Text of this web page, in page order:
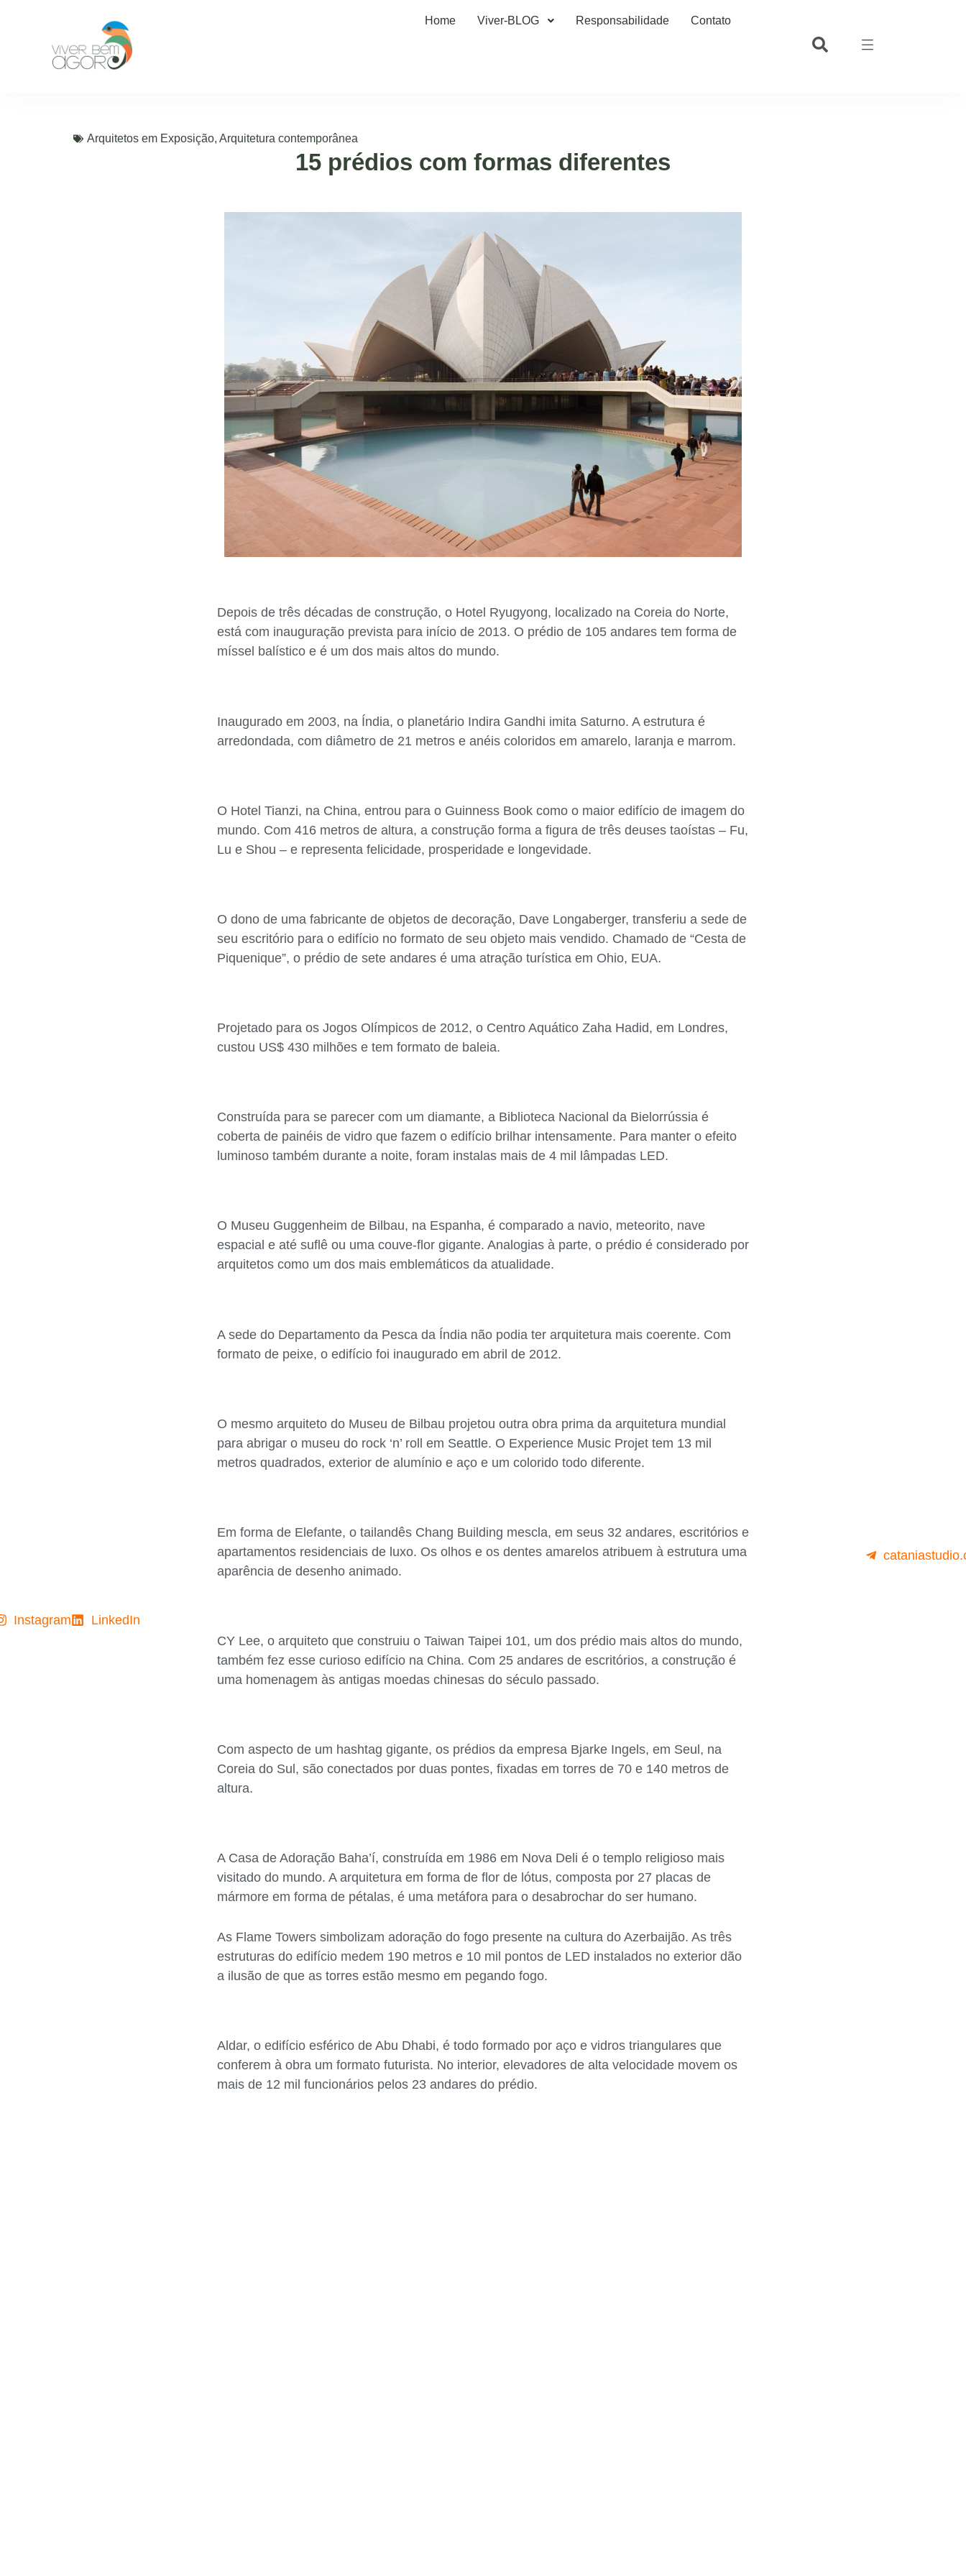
Home Viver-BLOG Responsabilidade Contato
Arquitetos em Exposição, Arquitetura contemporânea
15 prédios com formas diferentes
Depois de três décadas de construção, o Hotel Ryugyong, localizado na Coreia do Norte,
está com inauguração prevista para início de 2013. O prédio de 105 andares tem forma de
míssel balístico e é um dos mais altos do mundo.
Inaugurado em 2003, na Índia, o planetário Indira Gandhi imita Saturno. A estrutura é
arredondada, com diâmetro de 21 metros e anéis coloridos em amarelo, laranja e marrom.
O Hotel Tianzi, na China, entrou para o Guinness Book como o maior edifício de imagem do
mundo. Com 416 metros de altura, a construção forma a figura de três deuses taoístas – Fu,
Lu e Shou – e representa felicidade, prosperidade e longevidade.
O dono de uma fabricante de objetos de decoração, Dave Longaberger, transferiu a sede de
seu escritório para o edifício no formato de seu objeto mais vendido. Chamado de “Cesta de
Piquenique”, o prédio de sete andares é uma atração turística em Ohio, EUA.
Projetado para os Jogos Olímpicos de 2012, o Centro Aquático Zaha Hadid, em Londres,
custou US$ 430 milhões e tem formato de baleia.
Construída para se parecer com um diamante, a Biblioteca Nacional da Bielorrússia é
coberta de painéis de vidro que fazem o edifício brilhar intensamente. Para manter o efeito
luminoso também durante a noite, foram instalas mais de 4 mil lâmpadas LED.
O Museu Guggenheim de Bilbau, na Espanha, é comparado a navio, meteorito, nave
espacial e até suflê ou uma couve-flor gigante. Analogias à parte, o prédio é considerado por
arquitetos como um dos mais emblemáticos da atualidade.
A sede do Departamento da Pesca da Índia não podia ter arquitetura mais coerente. Com
formato de peixe, o edifício foi inaugurado em abril de 2012.
O mesmo arquiteto do Museu de Bilbau projetou outra obra prima da arquitetura mundial
para abrigar o museu do rock ‘n’ roll em Seattle. O Experience Music Projet tem 13 mil
metros quadrados, exterior de alumínio e aço e um colorido todo diferente.
Em forma de Elefante, o tailandês Chang Building mescla, em seus 32 andares, escritórios e
apartamentos residenciais de luxo. Os olhos e os dentes amarelos atribuem à estrutura uma
aparência de desenho animado.
CY Lee, o arquiteto que construiu o Taiwan Taipei 101, um dos prédio mais altos do mundo,
também fez esse curioso edifício na China. Com 25 andares de escritórios, a construção é
uma homenagem às antigas moedas chinesas do século passado.
Com aspecto de um hashtag gigante, os prédios da empresa Bjarke Ingels, em Seul, na
Coreia do Sul, são conectados por duas pontes, fixadas em torres de 70 e 140 metros de
altura.
A Casa de Adoração Baha’í, construída em 1986 em Nova Deli é o templo religioso mais
visitado do mundo. A arquitetura em forma de flor de lótus, composta por 27 placas de
mármore em forma de pétalas, é uma metáfora para o desabrochar do ser humano.
As Flame Towers simbolizam adoração do fogo presente na cultura do Azerbaijão. As três
estruturas do edifício medem 190 metros e 10 mil pontos de LED instalados no exterior dão
a ilusão de que as torres estão mesmo em pegando fogo.
Aldar, o edifício esférico de Abu Dhabi, é todo formado por aço e vidros triangulares que
conferem à obra um formato futurista. No interior, elevadores de alta velocidade movem os
mais de 12 mil funcionários pelos 23 andares do prédio.
Instagram LinkedIn